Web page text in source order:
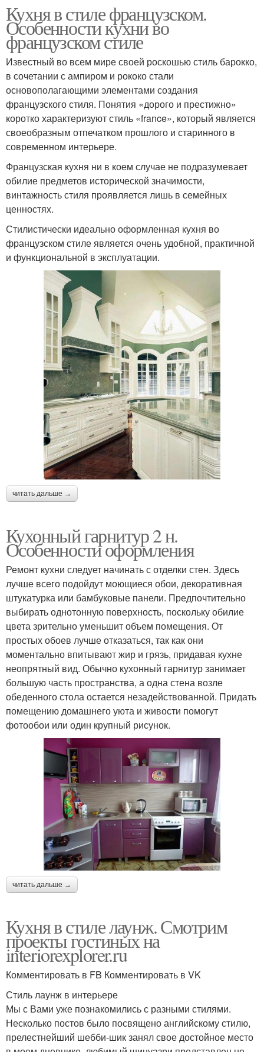
Кухня в стиле французском.
Особенности кухни во
французском стиле
Известный во всем мире своей роскошью стиль барокко,
в сочетании с ампиром и рококо стали
основополагающими элементами создания
французского стиля. Понятия «дорого и престижно»
коротко характеризуют стиль «france», который является
своеобразным отпечатком прошлого и старинного в
современном интерьере.
Французская кухня ни в коем случае не подразумевает
обилие предметов исторической значимости,
винтажность стиля проявляется лишь в семейных
ценностях.
Стилистически идеально оформленная кухня во
французском стиле является очень удобной, практичной
и функциональной в эксплуатации.
читать дальше →
Кухонный гарнитур 2 н.
Особенности оформления
Ремонт кухни следует начинать с отделки стен. Здесь
лучше всего подойдут моющиеся обои, декоративная
штукатурка или бамбуковые панели. Предпочтительно
выбирать однотонную поверхность, поскольку обилие
цвета зрительно уменьшит объем помещения. От
простых обоев лучше отказаться, так как они
моментально впитывают жир и грязь, придавая кухне
неопрятный вид. Обычно кухонный гарнитур занимает
большую часть пространства, а одна стена возле
обеденного стола остается незадействованной. Придать
помещению домашнего уюта и живости помогут
фотообои или один крупный рисунок.
читать дальше →
Кухня в стиле лаунж. Смотрим
проекты гостиных на
interiorexplorer.ru
Комментировать в FB Комментировать в VK
Стиль лаунж в интерьере
Мы с Вами уже познакомились с разными стилями.
Несколько постов было посвящено английскому стилю,
прелестнейший шебби-шик занял свое достойное место